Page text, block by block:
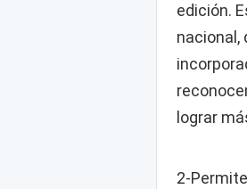
edición.
nacional,
lograr
2-